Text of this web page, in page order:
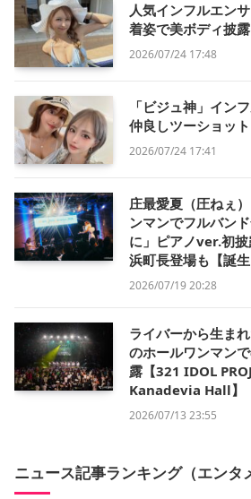
人気インフルエン
着姿で美ボディ披
2026/07/24 17:48
「ビジュ神」イン
仲良しツーショッ
2026/07/24 17:41
庄最愛夏（圧ねぇ
ンマンでフルバン
に」ピアノver.初
浜町長登場も【誕
2026/07/19 20:28
ライバーから生ま
のホールワンマン
露【321 IDOL
Kanadevia Hall】
2026/07/13 23:55
ニュース記事ランキング（エンタ